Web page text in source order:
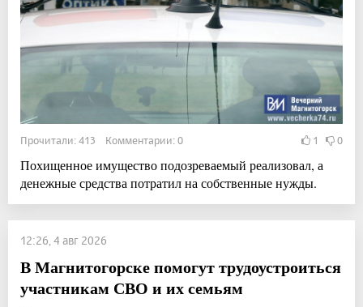
Прочитали: 413 Комментарии: 0 1 0
Похищенное имущество подозреваемый реализовал, а
денежные средства потратил на собственные нужды.
12:26, 4 авг 2026
В Магнитогорске помогут трудоустроиться
участникам СВО и их семьям